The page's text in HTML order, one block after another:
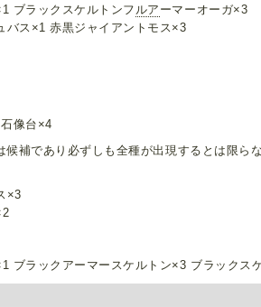
ブラックスケルトンフ ルア ーマーオーガ×3
バス×1 赤黒ジャイアントモス×3
像台×4
候補であり必ずしも全種が出現するとは限ら
×3
ブラックアーマースケルトン×3 ブラックス